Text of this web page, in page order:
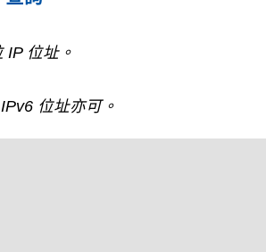
IP 位址。
位址亦可。